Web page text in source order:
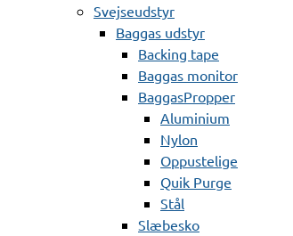
Svejseudstyr
Baggas udstyr
Backing tape
Baggas monitor
BaggasPropper
Aluminium
Nylon
Oppustelige
Quik Purge
Stål
Slæbesko